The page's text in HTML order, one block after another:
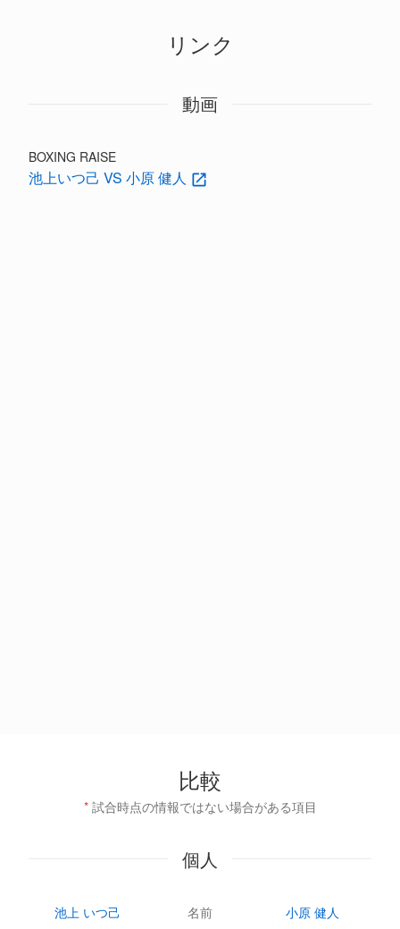
リンク
動画
BOXING RAISE
池上いつ己 VS 小原 健人
比較
* 試合時点の情報ではない場合がある項目
個人
池上 いつ己 名前
小原 健人